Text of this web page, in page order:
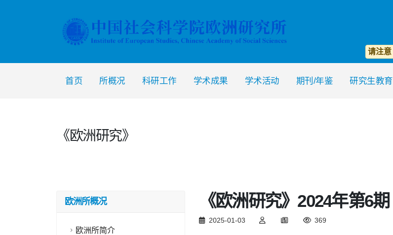
请注意
首页 所概况 科研工作 学术成果 学术活动 期刊/年鉴 研究生教育
《欧洲研究》
欧洲所概况
欧洲所简介
《欧洲研究》2024年第6期
2025-01-03 369